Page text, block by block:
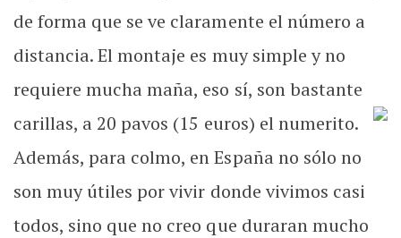
de forma que se ve claramente el número a
distancia. El montaje es muy simple y no
requiere mucha maña, eso sí, son bastante
carillas, a 20 pavos (15 euros) el numerito.
Además, para colmo, en España no sólo no
son muy útiles por vivir donde vivimos casi
todos, sino que no creo que duraran mucho